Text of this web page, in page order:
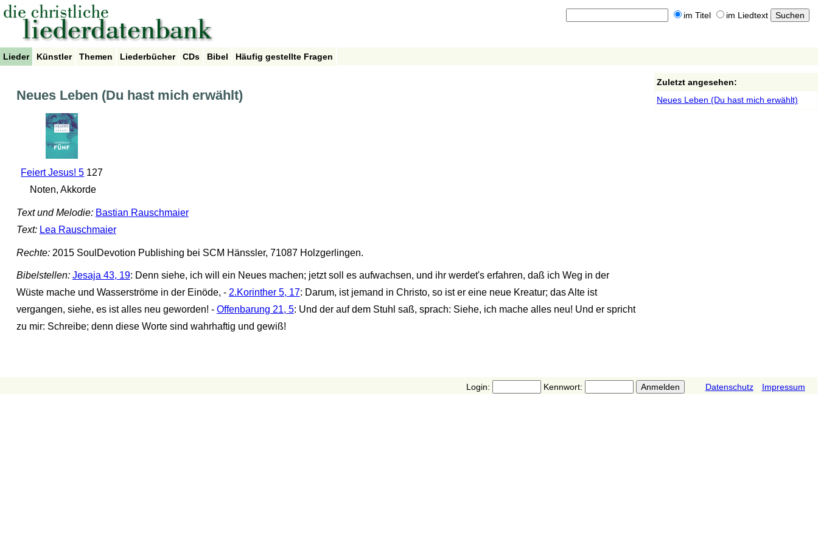
im Titel im Liedtext
Lieder Künstler Themen Liederbücher CDs Bibel Häufig gestellte Fragen
Neues Leben (Du hast mich erwählt)
Feiert Jesus! 5 127
Noten, Akkorde
Text und Melodie: Bastian Rauschmaier
Text: Lea Rauschmaier
Rechte:2015 SoulDevotion Publishing bei SCM Hänssler, 71087 Holzgerlingen.
Bibelstellen: Jesaja 43, 19: Denn siehe, ich will ein Neues machen; jetzt soll es aufwachsen, und ihr werdet's erfahren, daß ich Weg in der
Wüste mache und Wasserströme in der Einöde, - 2.Korinther 5, 17: Darum, ist jemand in Christo, so ist er eine neue Kreatur; das Alte ist
vergangen, siehe, es ist alles neu geworden! - Offenbarung 21, 5: Und der auf dem Stuhl saß, sprach: Siehe, ich mache alles neu! Und er spricht
zu mir: Schreibe; denn diese Worte sind wahrhaftig und gewiß!
Zuletzt angesehen:
Neues Leben (Du hast mich erwählt)
Login: Kennwort: Datenschutz Impressum